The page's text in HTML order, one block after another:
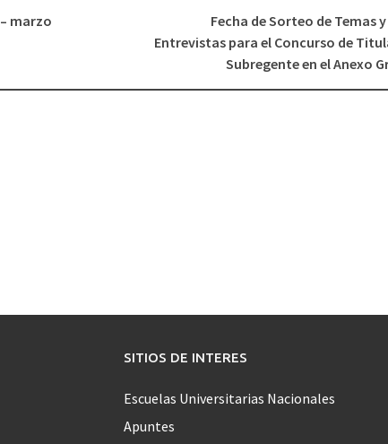
marzo
Fecha de Sorteo de Temas
Entrevistas para el Concurso de
Subregente en el Anexo
SITIOS DE INTERES
Escuelas Universitarias Nacionales
Apuntes